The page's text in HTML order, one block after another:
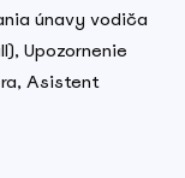
únavy vodiča
Upozornenie
Asistent